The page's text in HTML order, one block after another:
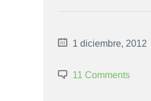
1 diciembre, 2012
11 Comments